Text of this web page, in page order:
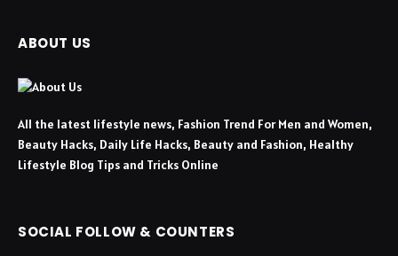
ABOUT US
All the latest lifestyle news, Fashion Trend For Men and Women,
Beauty Hacks, Daily Life Hacks, Beauty and Fashion, Healthy
Lifestyle Blog Tips and Tricks Online
SOCIAL FOLLOW & COUNTERS